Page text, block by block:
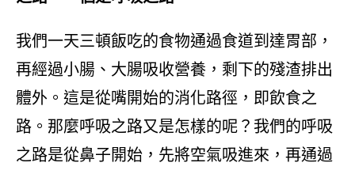
我們一天三頓飯吃的食物通過食道到達胃部，
再經過小腸、大腸吸收營養，剩下的殘渣排出
體外。這是從嘴開始的消化路徑，即飲食之
路。那麼呼吸之路又是怎樣的呢？我們的呼吸
之路是從鼻子開始，先將空氣吸進來，再通過